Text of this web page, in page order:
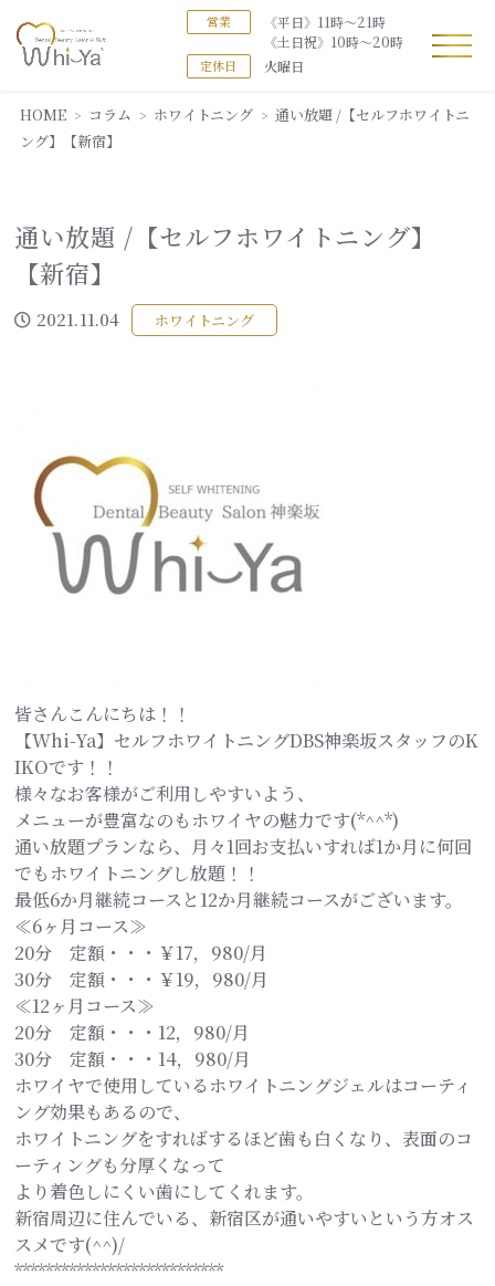
営業
《平日》11時～21時
《土日祝》10時～20時
定休日 火曜日
HOME コラム ホワイトニング
通い放題 /【セルフホワイトニ
ング】【新宿】
通い放題 /【セルフホワイトニング】
【新宿】
2021.11.04 ホワイトニング
皆さんこんにちは！！
【Whi-Ya】セルフホワイトニングDBS神楽坂スタッフのK
IKOです！！
様々なお客様がご利用しやすいよう、
メニューが豊富なのもホワイヤの魅力です(*^^*)
通い放題プランなら、月々1回お支払いすれば1か月に何回
でもホワイトニングし放題！！
最低6か月継続コースと12か月継続コースがございます。
≪6ヶ月コース≫
20分 定額・・・￥17，980/月
30分 定額・・・￥19，980/月
≪12ヶ月コース≫
20分 定額・・・12，980/月
30分 定額・・・14，980/月
ホワイヤで使用しているホワイトニングジェルはコーティ
ング効果もあるので、
ホワイトニングをすればするほど歯も白くなり、表面のコ
ーティングも分厚くなって
より着色しにくい歯にしてくれます。
新宿周辺に住んでいる、新宿区が通いやすいという方オス
スメです(^^)/
***************************